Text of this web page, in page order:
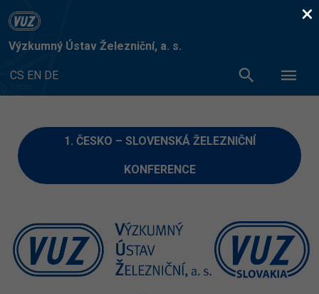
Výzkumný Ústav Železniční, a. s.
CS EN DE
1. ČESKO – SLOVENSKÁ ŽELEZNIČNÍ
KONFERENCE
×